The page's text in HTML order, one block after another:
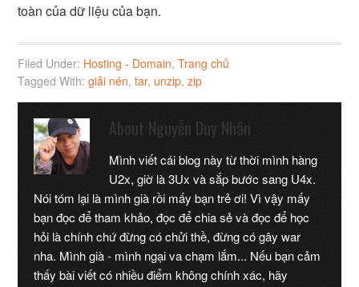
toàn của dữ liệu của bạn.
Filed Under: Hosting - Domain,Trang chủ
Tagged With:giải nén,tar, unzip,zip
About Nguyễn Duy Nhân
Mình viết cái blog này từ thời mình hàng
U2x, giờ là 3Ux và sắp bước sang U4x.
Nói tóm lại là mình già rồi mấy bạn trẻ ơi! Vì vậy mấy
bạn đọc để tham khảo, đọc để chia sẻ và đọc để học
hỏi là chính chứ đừng có chửi thề, đừng có gây war
nha. Mình già - mình ngại va chạm lắm... Nếu bạn cảm
thấy bài viết có nhiều điểm không chính xác, hãy